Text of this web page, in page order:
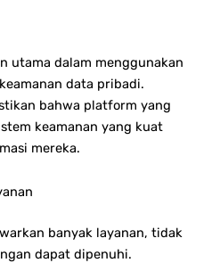
utama dalam menggunakan
data pribadi.
bahwa platform yang
keamanan yang kuat
mereka.
banyak layanan, tidak
dapat dipenuhi.